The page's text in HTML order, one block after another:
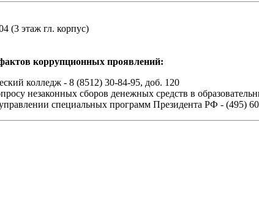
(3 этаж гл. корпус)
коррупционных проявлений:
колледж - 8 (8512) 30-84-95, доб. 120
незаконных сборов денежных средств в
специальных программ Президента РФ - (495)